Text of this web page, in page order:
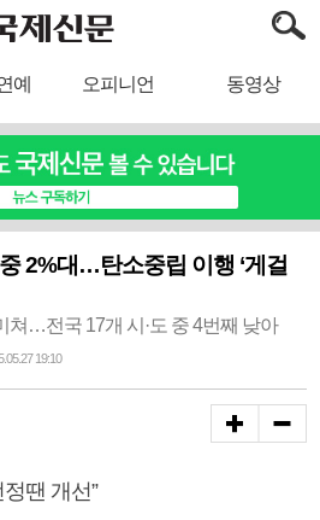
예 오피니언 동영상
2%대…탄소중립 이행 ‘게걸
쳐…전국 17개 시·도 중 4번째 낮아
19:10
땐 개선”